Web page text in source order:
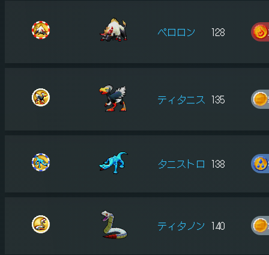
ペロロン 128
ティタニス 135
タニストロ 138
ティタノン 140